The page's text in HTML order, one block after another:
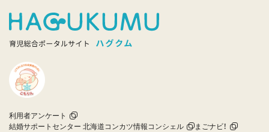
利用者アンケート
結婚サポートセンター 北海道コンカツ情報コンシェル
まごナビ！